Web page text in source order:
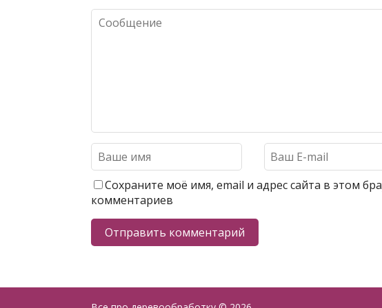
Сохраните моё имя, email и адрес сайта в этом
комментариев